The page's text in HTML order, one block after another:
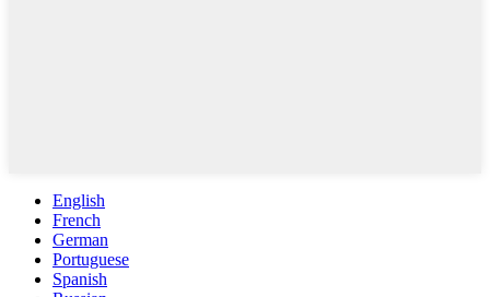
English
French
German
Portuguese
Spanish